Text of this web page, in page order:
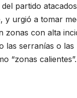
partido atacados
y urgió a tomar
zonas con alta
las serranías o las
“zonas calientes”.